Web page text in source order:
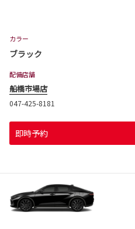
カラー
ブラック
配備店舗
船橋市場店
047-425-8181
即時予約